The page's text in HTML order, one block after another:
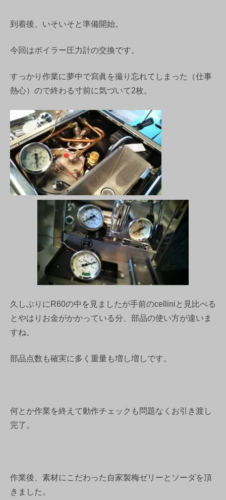
到着後、いそいそと準備開始。
今回はボイラー圧力計の交換です。
すっかり作業に夢中で寫眞を撮り忘れてしまった（仕事
熱心）ので終わる寸前に気づいて2枚。
久しぶりにR60の中を見ましたが手前のcelliniと見比べる
とやはりお金がかかっている分、部品の使い方が違いま
すね。
部品点数も確実に多く重量も増し増しです。
何とか作業を終えて動作チェックも問題なくお引き渡し
完了。
作業後、素材にこだわった自家製梅ゼリーとソーダを頂
きました。